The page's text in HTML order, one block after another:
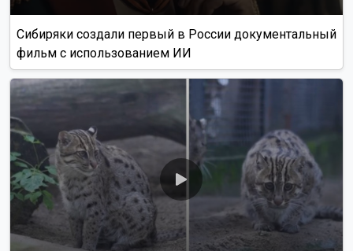
Сибиряки создали первый в России документальный
фильм с использованием ИИ